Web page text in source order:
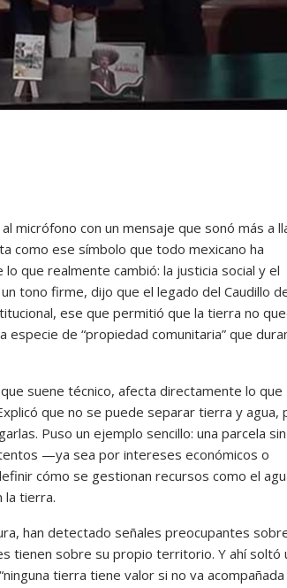
micrófono con un mensaje que sonó más a
como ese símbolo que todo mexicano ha
que realmente cambió: la justicia social y el
tono firme, dijo que el legado del Caudillo
ese que permitió que la tierra no
especie de “propiedad comunitaria” que
suene técnico, afecta directamente lo que
que no se puede separar tierra y agua,
Puso un ejemplo sencillo: una parcela
—ya sea por intereses económicos o
cómo se gestionan recursos como el
la tierra.
han detectado señales preocupantes
tienen sobre su propio territorio. Y ahí soltó
tierra tiene valor si no va